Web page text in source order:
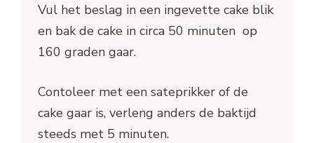
Vul het beslag in een ingevette cake blik
en bak de cake in circa 50 minuten op
160 graden gaar.
Contoleer met een sateprikker of de
cake gaar is, verleng anders de baktijd
steeds met 5 minuten.